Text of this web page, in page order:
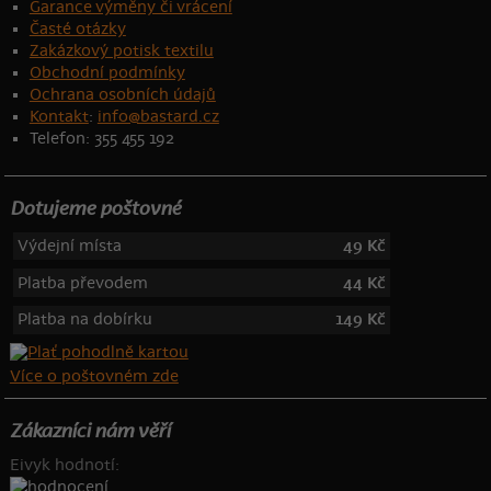
Garance výměny či vrácení
Časté otázky
Zakázkový potisk textilu
Obchodní podmínky
Ochrana osobních údajů
Kontakt: info@bastard.cz
Telefon: 355 455 192
Dotujeme poštovné
Výdejní místa
49 Kč
Platba převodem
44 Kč
Platba na dobírku
149 Kč
Více o poštovném zde
Zákazníci nám věří
Eivyk hodnotí: